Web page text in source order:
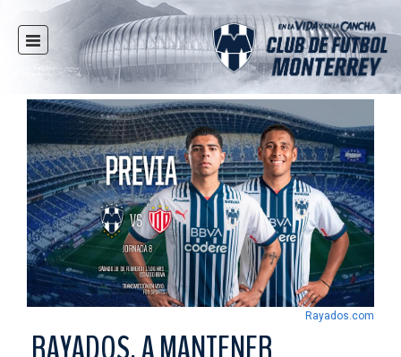
INICIO
NOTICIAS
MULTIMEDIA
RAYADOS
RAYADAS
FUERZAS BÁSICAS
RESPONSABILIDAD SOCIAL
TAQUILLA
TIENDA
Rayados.com